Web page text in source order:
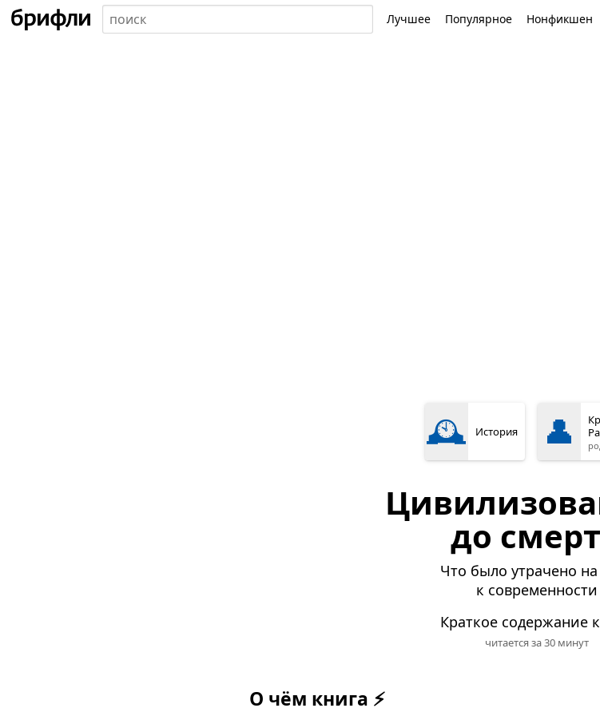
Лучшее Популярное Нонфикшен
🕰️ История 👤
до
Что было утрачено на
к современности
Краткое содержание
читается за 30 минут
О чём книга ⚡